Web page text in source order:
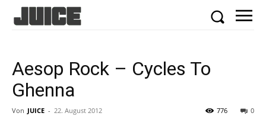
Aesop Rock – Cycles To
Ghenna
Von JUICE - 22. August 2012 0
776